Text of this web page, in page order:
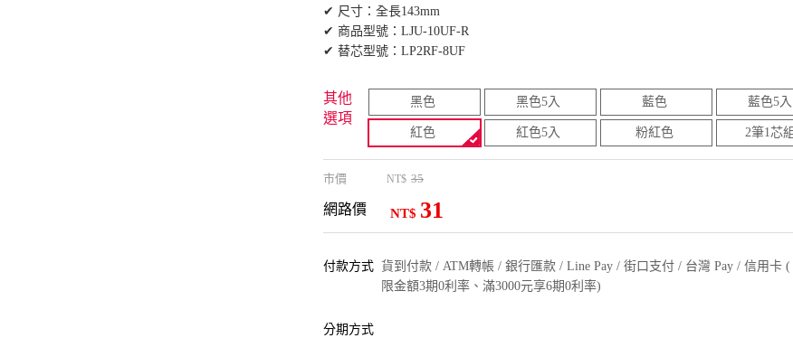
✔ 尺寸：全長143mm
✔ 商品型號：LJU-10UF-R
✔ 替芯型號：LP2RF-8UF
其他
選項
黑色 黑色5入 藍色 藍色5入
紅色 紅色5入 粉紅色 2筆1芯組
市價 NT$ 35
網路價 NT$ 31
付款方式 貨到付款 / ATM轉帳 / 銀行匯款 / Line Pay / 街口支付 / 台灣 Pay / 信用卡
限金額3期0利率、滿3000元享6期0利率)
分期方式